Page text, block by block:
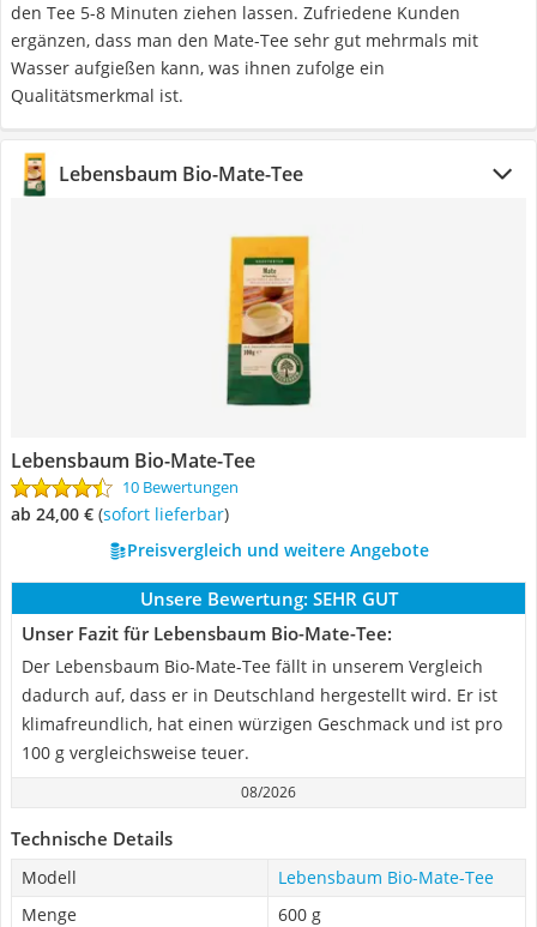
den Tee 5-8 Minuten ziehen lassen. Zufriedene Kunden
ergänzen, dass man den Mate-Tee sehr gut mehrmals mit
Wasser aufgießen kann, was ihnen zufolge ein
Qualitätsmerkmal ist.
Lebensbaum Bio-Mate-Tee
Lebensbaum Bio-Mate-Tee
10 Bewertungen
ab 24,00 € ( Sofort lieferbar)
Preisvergleich und weitere Angebote
Unsere Bewertung: SEHR GUT
Unser Fazit für Lebensbaum Bio-Mate-Tee:
Der Lebensbaum Bio-Mate-Tee fällt in unserem Vergleich
dadurch auf, dass er in Deutschland hergestellt wird. Er ist
klimafreundlich, hat einen würzigen Geschmack und ist pro
100 g vergleichsweise teuer.
08/2026
Technische Details
Modell
Lebensbaum Bio-Mate-Tee
Menge
600 g